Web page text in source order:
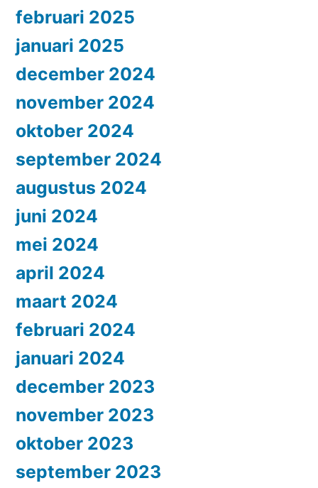
februari 2025
januari 2025
december 2024
november 2024
oktober 2024
september 2024
augustus 2024
juni 2024
mei 2024
april 2024
maart 2024
februari 2024
januari 2024
december 2023
november 2023
oktober 2023
september 2023